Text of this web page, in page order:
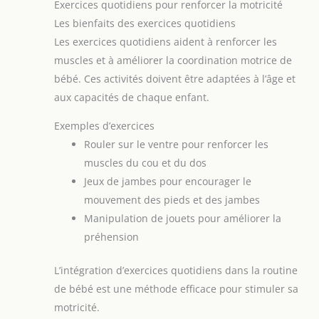
sorties. Lavable en machine et antidérapant – Tapis
de jeu bébé en polyester doux et respirant avec
base antidérapante. Lavable en machine, facile à
de naissance parfait – Design unique en forme de
feuille, s’accorde à toute déco. Emballage élégant,
parfait pour une baby shower, un cadeau de
naissance ou la chambre de bébé.
Exercices quotidiens pour renforcer la motricité
Les bienfaits des exercices quotidiens
Les exercices quotidiens aident à renforcer les
muscles et à améliorer la coordination motrice de
bébé. Ces activités doivent être adaptées à l’âge et
aux capacités de chaque enfant.
Exemples d’exercices
Rouler sur le ventre pour renforcer les
muscles du cou et du dos
Jeux de jambes pour encourager le
mouvement des pieds et des jambes
Manipulation de jouets pour améliorer la
préhension
L’intégration d’exercices quotidiens dans la routine
de bébé est une méthode efficace pour stimuler sa
motricité.